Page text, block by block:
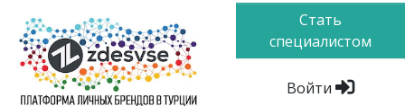
Стать
специалистом
Войти